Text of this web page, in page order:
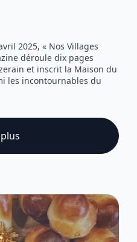
2025, « Nos Villages
déroule dix pages
et inscrit la Maison du
les incontournables du